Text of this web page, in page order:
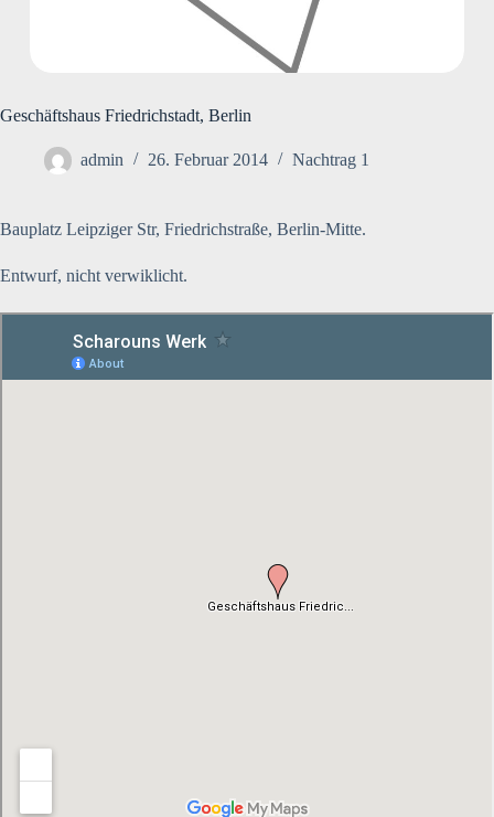
Geschäftshaus Friedrichstadt, Berlin
admin 26. Februar 2014 Nachtrag 1
Bauplatz Leipziger Str, Friedrichstraße, Berlin-Mitte.
Entwurf, nicht verwiklicht.